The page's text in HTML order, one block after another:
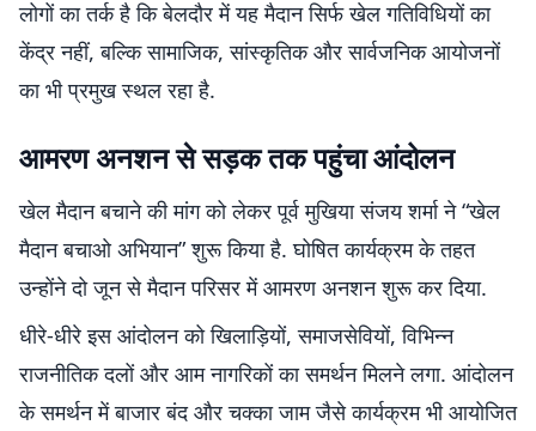
लोगों का तर्क है कि बेलदौर में यह मैदान सिर्फ खेल गतिविधियों का
केंद्र नहीं, बल्कि सामाजिक, सांस्कृतिक और सार्वजनिक आयोजनों
का भी प्रमुख स्थल रहा है.
आमरण अनशन से सड़क तक पहुंचा आंदोलन
खेल मैदान बचाने की मांग को लेकर पूर्व मुखिया संजय शर्मा ने “खेल
मैदान बचाओ अभियान” शुरू किया है. घोषित कार्यक्रम के तहत
उन्होंने दो जून से मैदान परिसर में आमरण अनशन शुरू कर दिया.
धीरे-धीरे इस आंदोलन को खिलाड़ियों, समाजसेवियों, विभिन्न
राजनीतिक दलों और आम नागरिकों का समर्थन मिलने लगा. आंदोलन
के समर्थन में बाजार बंद और चक्का जाम जैसे कार्यक्रम भी आयोजित